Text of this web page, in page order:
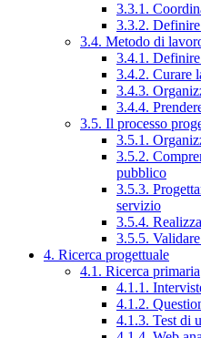
3.3.1.
3.3.2.
3.4. Metodo di
3.4.1.
3.4.2. Curare
3.4.3.
3.4.4.
3.5. Il processo
3.5.1.
3.5.2.
pubblico
3.5.3.
servizio
3.5.4.
3.5.5.
4. Ricerca progettuale
4.1. Ricerca primaria
4.1.1.
4.1.2.
4.1.3. Test di